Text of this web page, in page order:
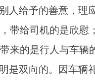
给予的善意，理
带给司机的是欣
来的是行人与车辆
双向的。因车辆